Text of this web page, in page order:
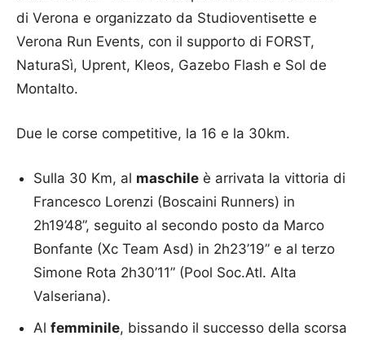
di Verona e organizzato da Studioventisette e
Verona Run Events, con il supporto di FORST,
NaturaSì, Uprent, Kleos, Gazebo Flash e Sol de
Montalto.
Due le corse competitive, la 16 e la 30km.
Sulla 30 Km, al maschile è arrivata la vittoria di
Francesco Lorenzi (Boscaini Runners) in
2h19’48”, seguito al secondo posto da Marco
Bonfante (Xc Team Asd) in 2h23’19” e al terzo
Simone Rota 2h30’11” (Pool Soc.Atl. Alta
Valseriana).
Al femminile, bissando il successo della scorsa